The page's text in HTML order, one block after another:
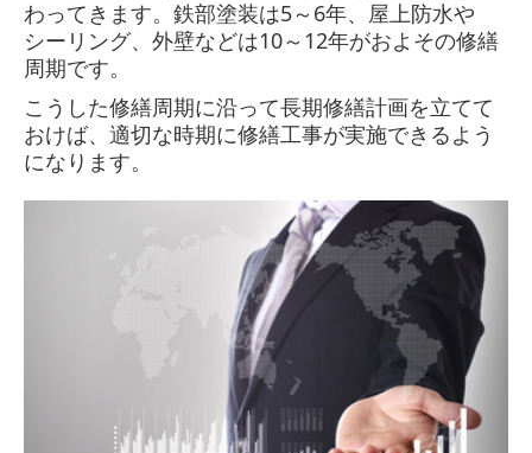
わってきます。鉄部塗装は5～6年、屋上防水や
シーリング、外壁などは10～12年がおよその修繕
周期です。
こうした修繕周期に沿って長期修繕計画を立てて
おけば、適切な時期に修繕工事が実施できるよう
になります。